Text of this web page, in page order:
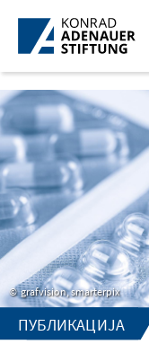
Skip to Main Content
grafvision, smarterpix
ПУБЛИКАЦИЈА